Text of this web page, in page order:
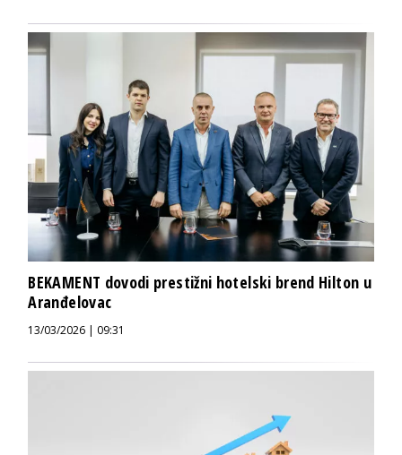
BEKAMENT dovodi prestižni hotelski brend Hilton u
Aranđelovac
13/03/2026 | 09:31